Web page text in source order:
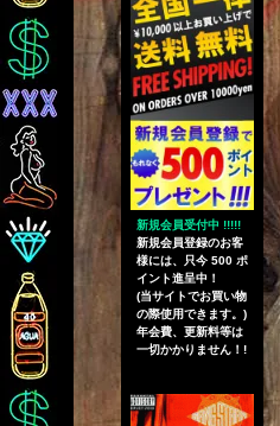
新規会員受付中 !!!!!
新規会員登録のお客
様には、只今 500 ポ
イント進呈中！
(当サイトでお買い物
の際使用できます。)
年会費、更新料等は
一切かかりません！!